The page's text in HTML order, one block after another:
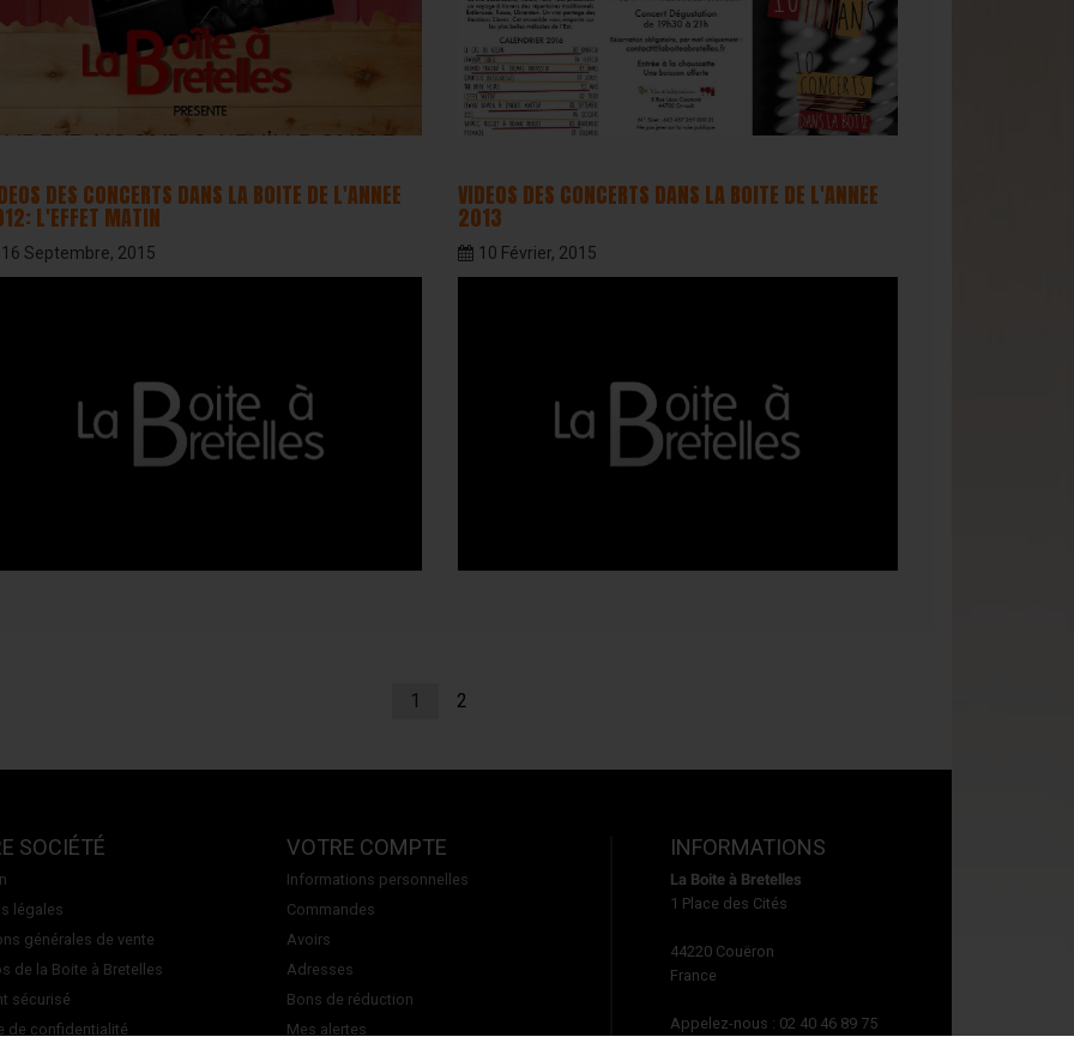
DES CONCERTS DANS LA BOITE DE L'ANNEE
L'EFFET MATIN
Septembre, 2015
VIDEOS DES CONCERTS DANS LA BOITE DE L'ANNEE
2013
10 Février, 2015
1 2
SOCIÉTÉ
légales
générales de vente
de la Boite à Bretelles
sécurisé
de confidentialité
VOTRE COMPTE
Informations personnelles
Commandes
Avoirs
Adresses
Bons de réduction
Mes alertes
INFORMATIONS
La Boite à Bretelles
1 Place des Cités
44220 Couëron
France
Appelez-nous : 02 40 46 89 75